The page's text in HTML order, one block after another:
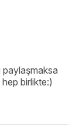
birlikte:)